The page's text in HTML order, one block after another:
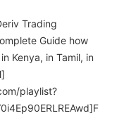
Trading
Guide how
Kenya, in Tamil, in
playlist?